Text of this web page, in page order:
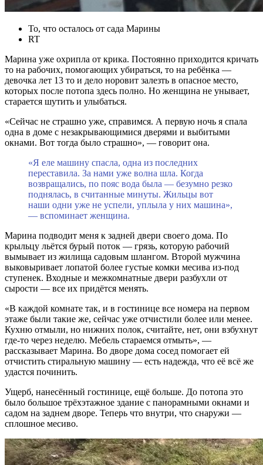
То, что осталось от сада Марины
RT
Марина уже охрипла от крика. Постоянно приходится кричать
то на рабочих, помогающих убираться, то на ребёнка —
девочка лет 13 то и дело норовит залезть в опасное место,
которых после потопа здесь полно. Но женщина не унывает,
старается шутить и улыбаться.
«Сейчас не страшно уже, справимся. А первую ночь я спала
одна в доме с незакрывающимися дверями и выбитыми
окнами. Вот тогда было страшно», — говорит она.
«Я еле машину спасла, одна из последних
переставила. За нами уже волна шла. Когда
возвращались, по пояс вода была — безумно резко
поднялась, в считанные минуты. Жильцы вот
наши одни уже не успели, уплыла у них машина»,
— вспоминает женщина.
Марина подводит меня к задней двери своего дома. По
крыльцу льётся бурый поток — грязь, которую рабочий
вымывает из жилища садовым шлангом. Второй мужчина
выковыривает лопатой более густые комки месива из-под
ступенек. Входные и межкомнатные двери разбухли от
сырости — все их придётся менять.
«В каждой комнате так, и в гостинице все номера на первом
этаже были такие же, сейчас уже отчистили более или менее.
Кухню отмыли, но нижних полок, считайте, нет, они взбухнут
где-то через неделю. Мебель стараемся отмыть», —
рассказывает Марина. Во дворе дома сосед помогает ей
отчистить стиральную машину — есть надежда, что её всё же
удастся починить.
Ущерб, нанесённый гостинице, ещё больше. До потопа это
было большое трёхэтажное здание с панорамными окнами и
садом на заднем дворе. Теперь что внутри, что снаружи —
сплошное месиво.